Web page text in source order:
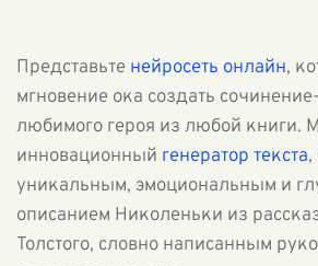
Представьте нейросеть онлайн,
мгновение ока создать
любимого героя из любой книги.
инновационный генератор текста,
уникальным, эмоциональным и
описанием Николеньки из
Толстого, словно написанным